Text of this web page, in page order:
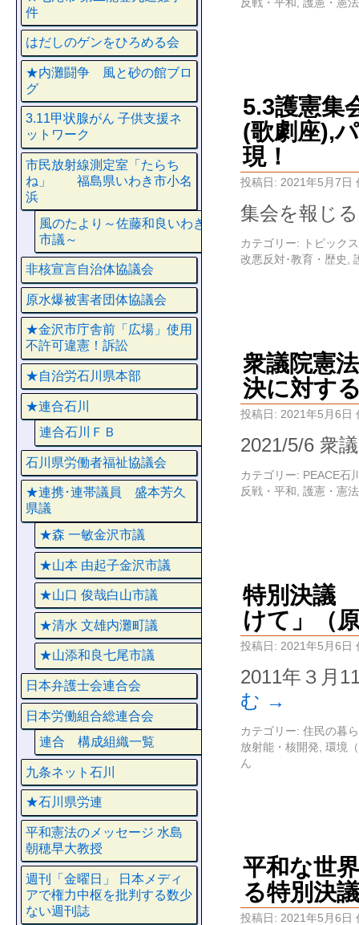
5.3護憲集
(歌劇座),
現！
投稿日: 2021年5月7日
集会を報じ
カテゴリー:
トピックス
改悪反対･教育・歴史
衆議院憲
決に対す
投稿日: 2021年5月6日
2021/5/6 衆
カテゴリー: PEACE石
反戦・平和 護憲・憲
特別決議
けて」（
投稿日: 2021年5月6日
2011年３月
む →
カテゴリー: 住民の暮
放射能・核開発 環境
ん
平和な世
る特別決
投稿日: 2021年5月6日
件
はだしのゲンをひろめる会
★内灘闘争 風と砂の館ブロ
グ
3.11甲状腺がん 子供支援ネ
ットワーク
市民放射線測定室「たらち
ね」 福島県いわき市小名
浜
風のたより～佐藤和良いわき
市議～
非核宣言自治体協議会
原水爆被害者団体協議会
★金沢市庁舎前「広場」使用
不許可違憲！訴訟
★自治労石川県本部
★連合石川
連合石川ＦＢ
石川県労働者福祉協議会
★連携･連帯議員 盛本芳久
県議
★森 一敏金沢市議
★山本 由起子金沢市議
★山口 俊哉白山市議
★清水 文雄内灘町議
★山添和良七尾市議
日本弁護士会連合会
日本労働組合総連合会
連合 構成組織一覧
九条ネット石川
★石川県労連
平和憲法のメッセージ 水島
朝穂早大教授
週刊「金曜日」 日本メディ
アで権力中枢を批判する数少
ない週刊誌